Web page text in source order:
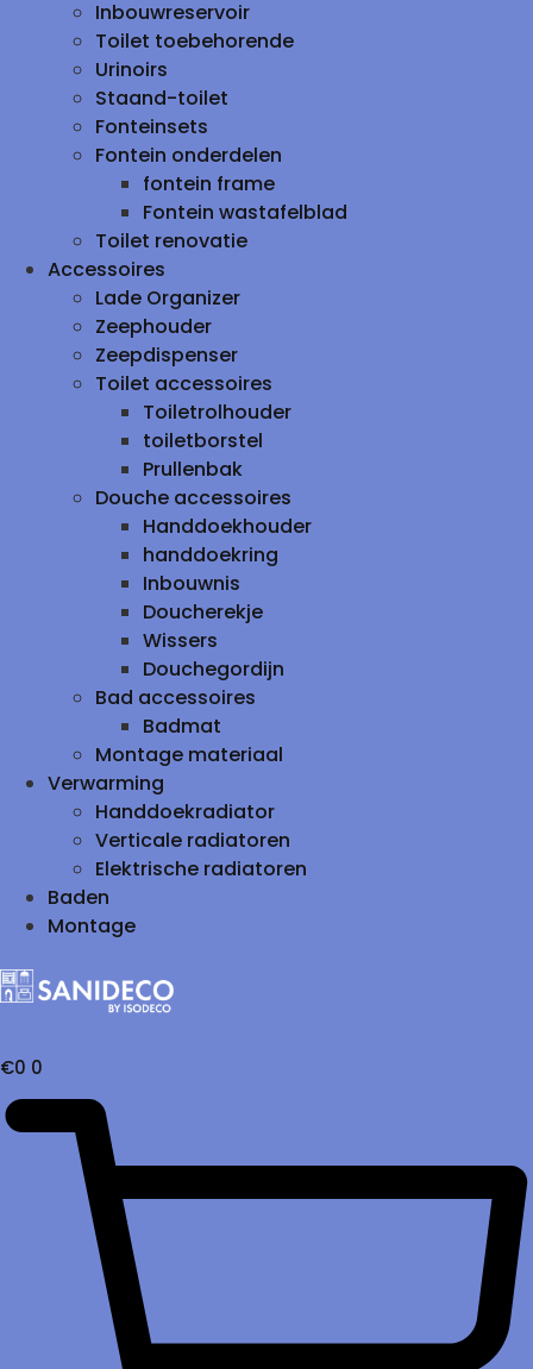
Inbouwreservoir
Toilet toebehorende
Urinoirs
Staand-toilet
Fonteinsets
Fontein onderdelen
fontein frame
Fontein wastafelblad
Toilet renovatie
Accessoires
Lade Organizer
Zeephouder
Zeepdispenser
Toilet accessoires
Toiletrolhouder
toiletborstel
Prullenbak
Douche accessoires
Handdoekhouder
handdoekring
Inbouwnis
Doucherekje
Wissers
Douchegordijn
Bad accessoires
Badmat
Montage materiaal
Verwarming
Handdoekradiator
Verticale radiatoren
Elektrische radiatoren
Baden
Montage
€0 0